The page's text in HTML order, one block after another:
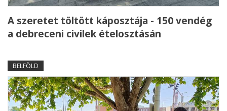
A szeretet töltött káposztája - 150 vendég
a debreceni civilek ételosztásán
BELFÖLD